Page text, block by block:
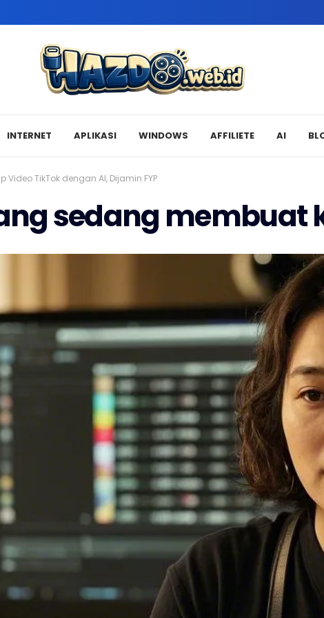
INTERNET APLIKASI WINDOWS AFFILIETE AI
TikTok dengan AI, Dijamin FYP
sedang membuat